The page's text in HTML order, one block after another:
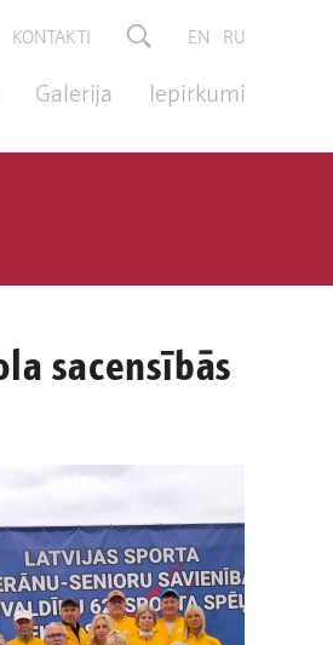
KONTAKTI EN RU
Galerija Iepirkumi
sacensībās